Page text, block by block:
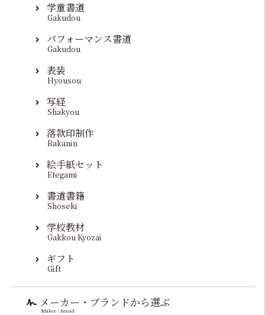
学童書道
Gakudou
パフォーマンス書道
Gakudou
表装
Hyousou
写経
Shakyou
落款印制作
Rakanin
絵手紙セット
Etegami
書道書籍
Shoseki
学校教材
Gakkou Kyozai
ギフト
Gift
メーカー・ブランドから選ぶ
Maker / Brand